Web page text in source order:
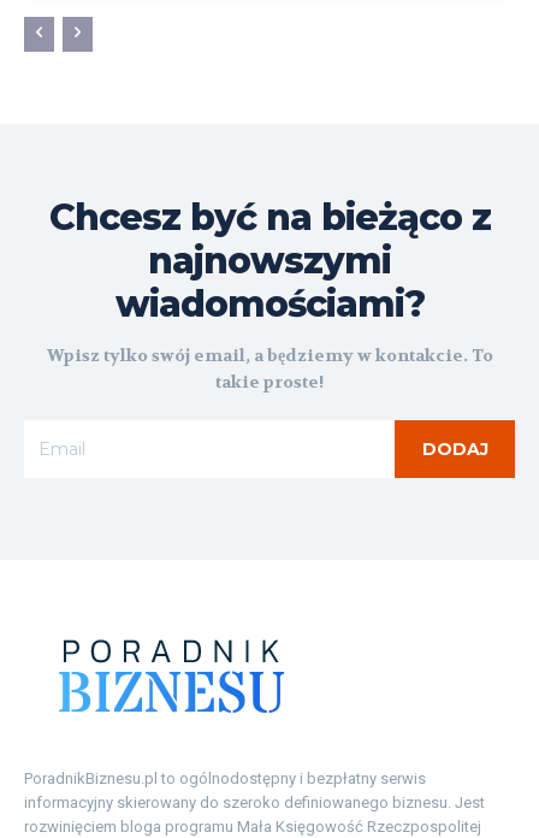
Chcesz być na bieżąco z
najnowszymi
wiadomościami?
Wpisz tylko swój email, a będziemy w kontakcie. To
takie proste!
DODAJ
PoradnikBiznesu.pl to ogólnodostępny i bezpłatny serwis
informacyjny skierowany do szeroko definiowanego biznesu. Jest
rozwinięciem bloga programu Mała Księgowość Rzeczpospolitej